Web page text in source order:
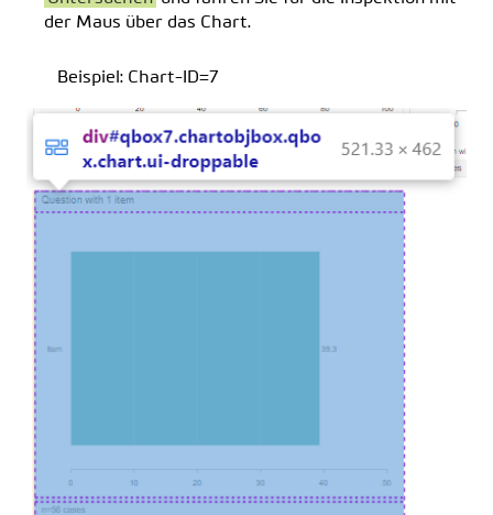
der Maus über das Chart.
Beispiel: Chart-ID=7